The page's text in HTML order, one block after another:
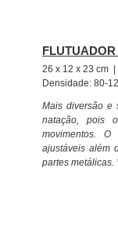
26 x 12 x 23 cm
Densidade: 80-
Mais diversão e
natação, pois
movimentos.
ajustáveis além
partes metálicas.